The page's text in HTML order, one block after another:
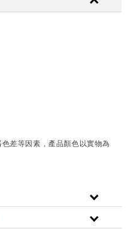
差等因素，產品顏色以實物為